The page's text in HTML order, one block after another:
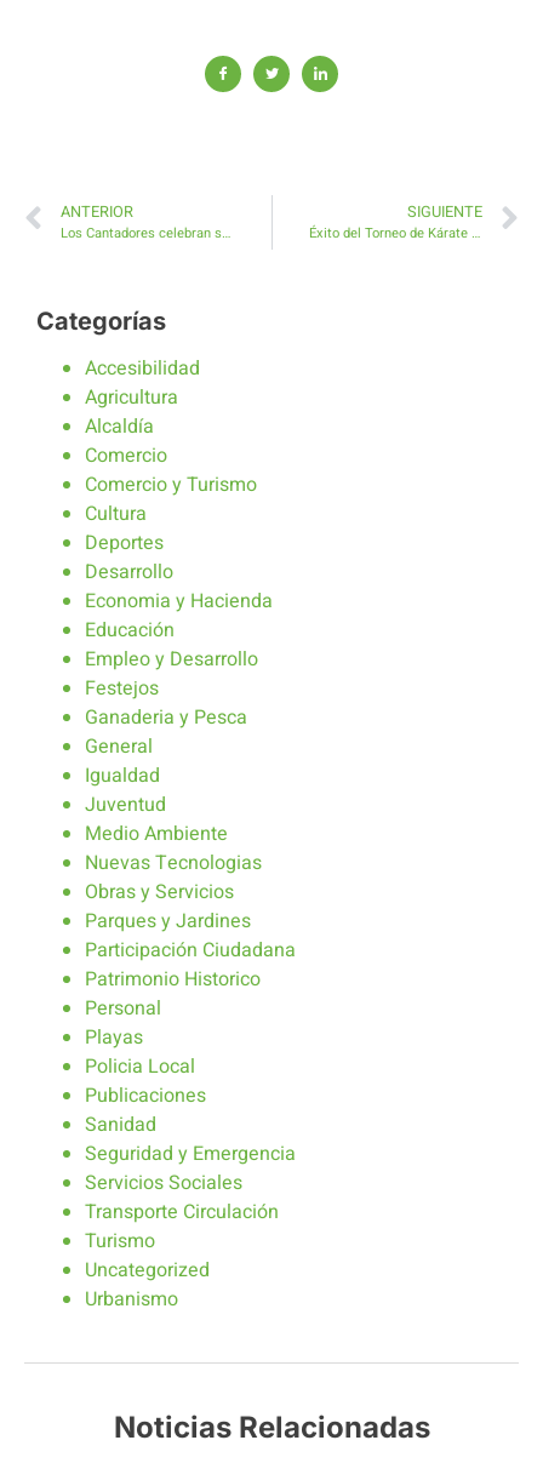
ANTERIOR
Los Cantadores celebran su 18º aniversario con un concierto especial en la Feria Insular de Artesanía en Antigua
SIGUIENTE
Éxito del Torneo de Kárate Antigua 2026
Categorías
Accesibilidad
Agricultura
Alcaldía
Comercio
Comercio y Turismo
Cultura
Deportes
Desarrollo
Economia y Hacienda
Educación
Empleo y Desarrollo
Festejos
Ganaderia y Pesca
General
Igualdad
Juventud
Medio Ambiente
Nuevas Tecnologias
Obras y Servicios
Parques y Jardines
Participación Ciudadana
Patrimonio Historico
Personal
Playas
Policia Local
Publicaciones
Sanidad
Seguridad y Emergencia
Servicios Sociales
Transporte Circulación
Turismo
Uncategorized
Urbanismo
Noticias Relacionadas